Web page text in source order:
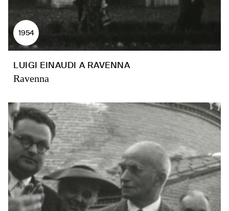
1954
LUIGI EINAUDI A RAVENNA
Ravenna